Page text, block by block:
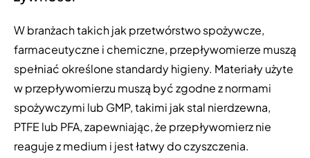
W branżach takich jak przetwórstwo spożywcze,
farmaceutyczne i chemiczne, przepływomierze muszą
spełniać określone standardy higieny. Materiały użyte
w przepływomierzu muszą być zgodne z normami
spożywczymi lub GMP, takimi jak stal nierdzewna,
PTFE lub PFA, zapewniając, że przepływomierz nie
reaguje z medium i jest łatwy do czyszczenia.